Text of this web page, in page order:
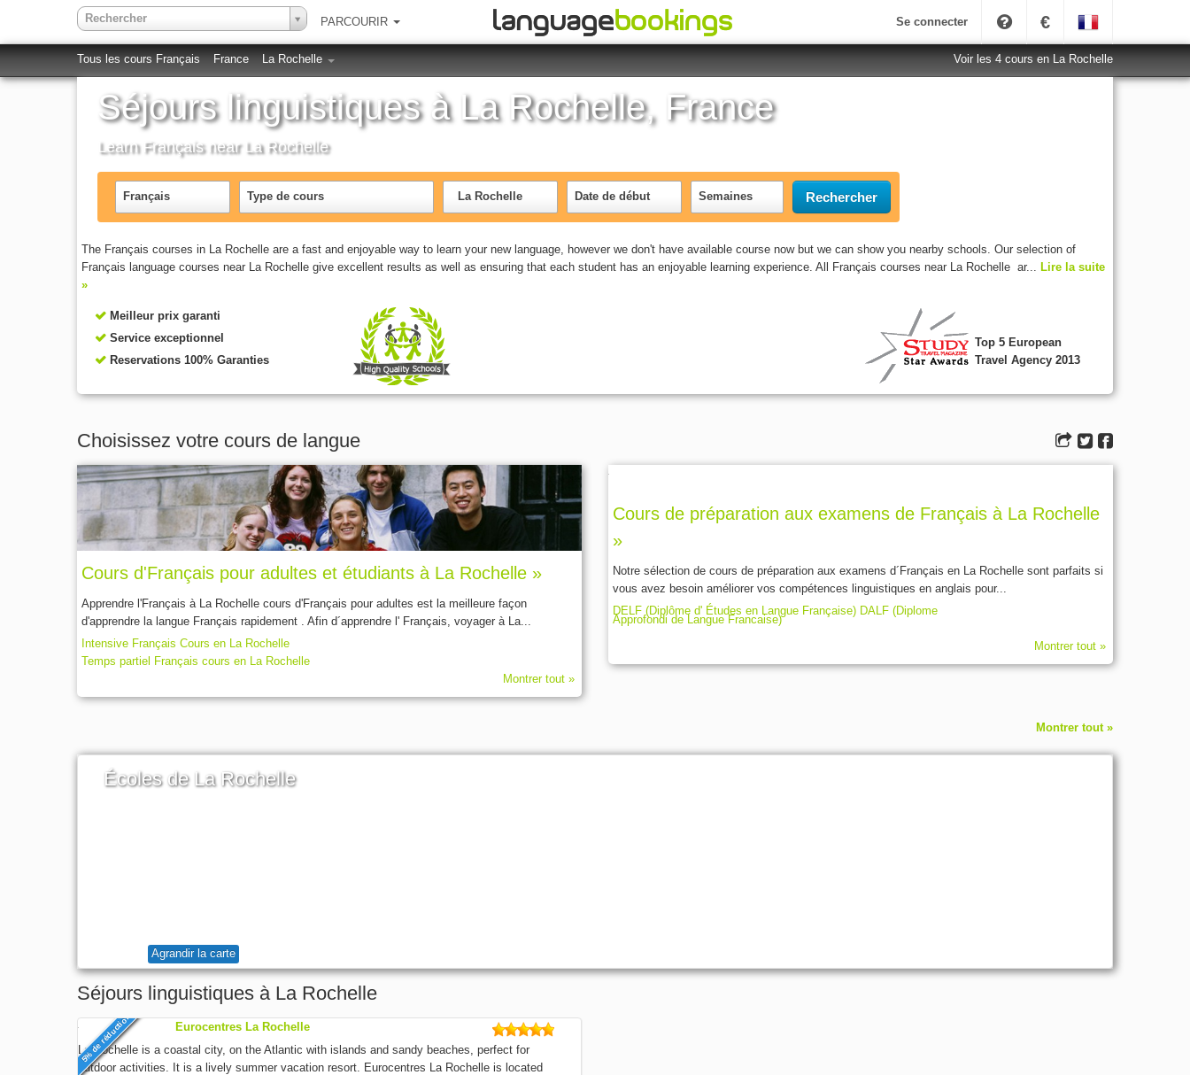
Rechercher PARCOURIR Se connecter €
Tous les cours Français France La Rochelle Voir les 4 cours en La Rochelle
Séjours linguistiques à La Rochelle, France
Learn Français near La Rochelle
Français Type de cours La Rochelle Date de début Semaines Rechercher
The Français courses in La Rochelle are a fast and enjoyable way to learn your new language, however we don't have available course now but we can show you nearby schools. Our selection of
Français language courses near La Rochelle give excellent results as well as ensuring that each student has an enjoyable learning experience. All Français courses near La Rochelle ar... Lire la suite
»
Meilleur prix garanti
Service exceptionnel
Reservations 100% Garanties
Top 5 European
Travel Agency 2013
Choisissez votre cours de langue
Cours d'Français pour adultes et étudiants à La Rochelle »
Apprendre l'Français à La Rochelle cours d'Français pour adultes est la meilleure façon
d'apprendre la langue Français rapidement . Afin d´apprendre l' Français, voyager à La...
Intensive Français Cours en La Rochelle
Temps partiel Français cours en La Rochelle
Montrer tout »
Cours de préparation aux examens de Français à La Rochelle
»
Notre sélection de cours de préparation aux examens d´Français en La Rochelle sont parfaits si
vous avez besoin améliorer vos compétences linguistiques en anglais pour...
DELF (Diplôme d' Études en Langue Française) DALF (Diplome
Approfondi de Langue Francaise)
Montrer tout »
Montrer tout »
Écoles de La Rochelle
Agrandir la carte
Séjours linguistiques à La Rochelle
5% de réduction
Eurocentres La Rochelle
La Rochelle is a coastal city, on the Atlantic with islands and sandy beaches, perfect for
outdoor activities. It is a lively summer vacation resort. Eurocentres La Rochelle is located